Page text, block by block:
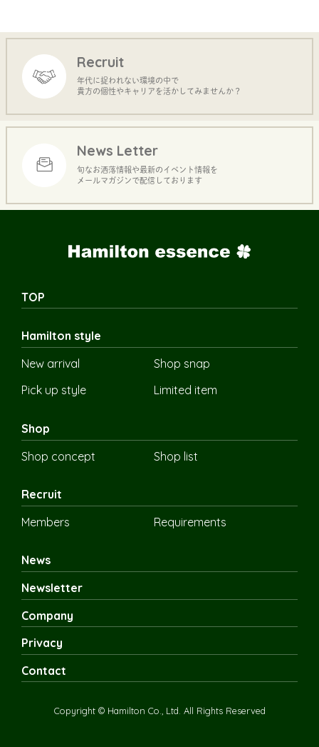
Recruit
年代に捉われない環境の中で
貴方の個性やキャリアを活かしてみませんか？
News Letter
旬なお洒落情報や最新のイベント情報を
メールマガジンで配信しております
TOP
Hamilton style
New arrival
Shop snap
Pick up style
Limited item
Shop
Shop concept
Shop list
Recruit
Members
Requirements
News
Newsletter
Company
Privacy
Contact
Copyright © Hamilton Co., Ltd. All Rights Reserved